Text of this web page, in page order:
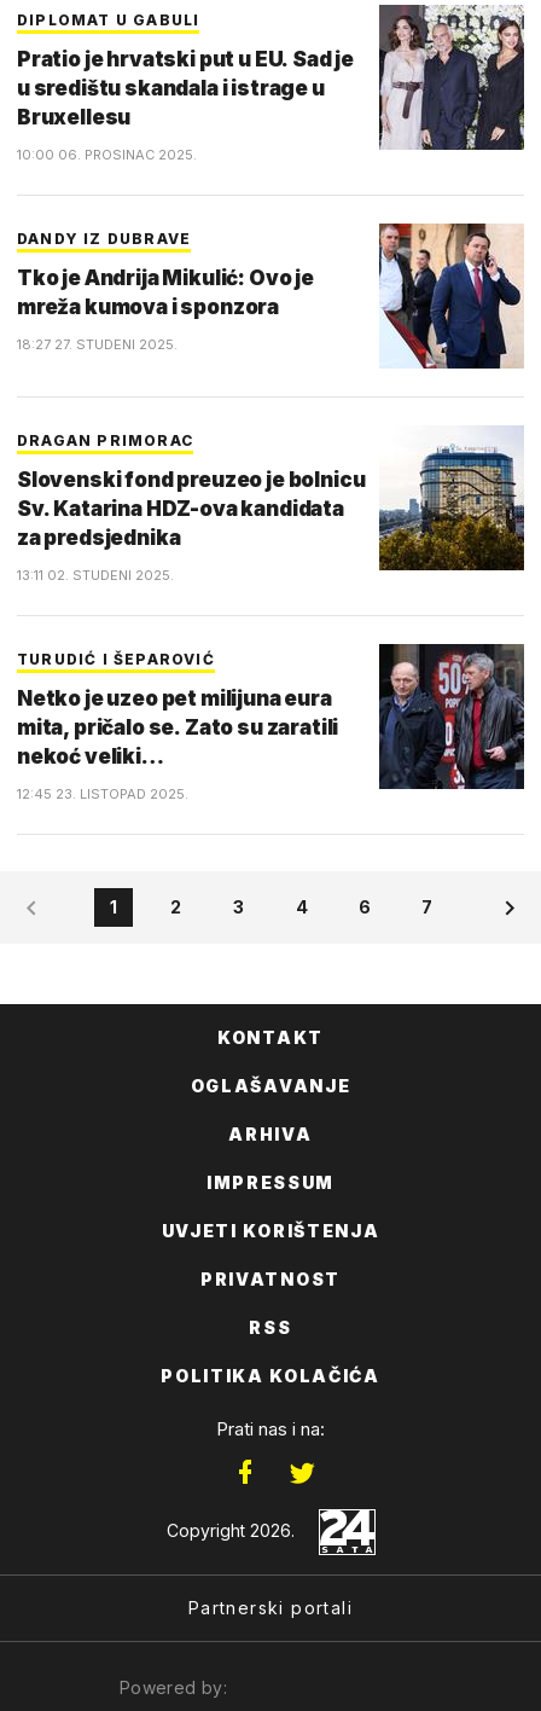
DIPLOMAT U GABULI
Pratio je hrvatski put u EU. Sad je
u središtu skandala i istrage u
Bruxellesu
10:00 06. PROSINAC 2025.
DANDY IZ DUBRAVE
Tko je Andrija Mikulić: Ovo je
mreža kumova i sponzora
18:27 27. STUDENI 2025.
DRAGAN PRIMORAC
Slovenski fond preuzeo je bolnicu
Sv. Katarina HDZ-ova kandidata
za predsjednika
13:11 02. STUDENI 2025.
TURUDIĆ I ŠEPAROVIĆ
Netko je uzeo pet milijuna eura
mita, pričalo se. Zato su zaratili
nekoć veliki…
12:45 23. LISTOPAD 2025.
1 2 3 4 6 7
KONTAKT
OGLAŠAVANJE
ARHIVA
IMPRESSUM
UVJETI KORIŠTENJA
PRIVATNOST
RSS
POLITIKA KOLAČIĆA
Prati nas i na:
Copyright 2026.
Partnerski portali
Powered by: